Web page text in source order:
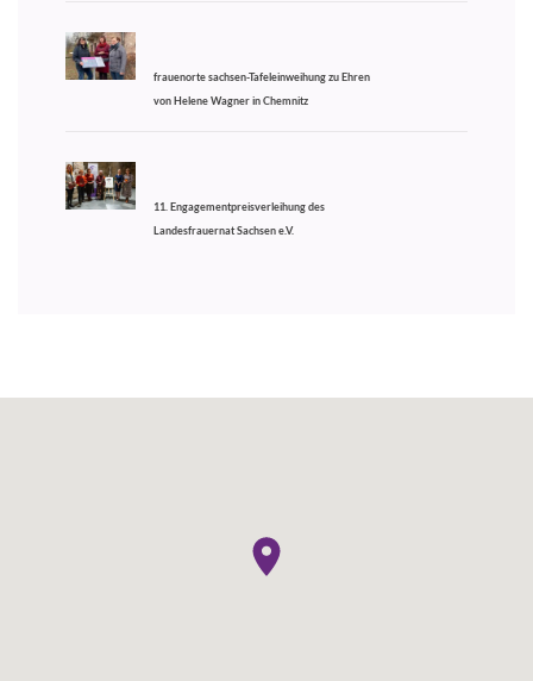
frauenorte sachsen-Tafeleinweihung zu Ehren
von Helene Wagner in Chemnitz
11. Engagementpreisverleihung des
Landesfrauernat Sachsen e.V.